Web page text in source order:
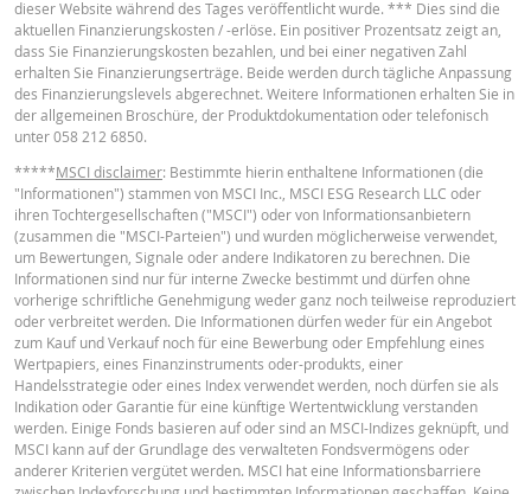
2026 22:16
29 Juli
2026 22:16
täglich 0.26
28 Juli
2026 22:18
täglich
27 Juli
2026 22:16
täglich 0.19
DOWNLOAD
Verlauf der Resets
BASISPROSPEKT
English PDF
TERMSHEET
Deutsch (Schweiz)
FINAL TERMS
Deutsch (Schweiz)
dieser Website während des Tages veröffentlicht wurde. *** Dies sind die
aktuellen Finanzierungskosten / -erlöse. Ein positiver Prozentsatz zeigt an,
dass Sie Finanzierungskosten bezahlen, und bei einer negativen Zahl
erhalten Sie Finanzierungserträge. Beide werden durch tägliche Anpassung
des Finanzierungslevels abgerechnet. Weitere Informationen erhalten Sie in
der allgemeinen Broschüre, der Produktdokumentation oder telefonisch
unter 058 212 6850.
*****MSCI disclaimer: Bestimmte hierin enthaltene Informationen (die
"Informationen") stammen von MSCI Inc., MSCI ESG Research LLC oder
ihren Tochtergesellschaften ("MSCI") oder von Informationsanbietern
(zusammen die "MSCI-Parteien") und wurden möglicherweise verwendet,
um Bewertungen, Signale oder andere Indikatoren zu berechnen. Die
Informationen sind nur für interne Zwecke bestimmt und dürfen ohne
vorherige schriftliche Genehmigung weder ganz noch teilweise reproduziert
oder verbreitet werden. Die Informationen dürfen weder für ein Angebot
zum Kauf und Verkauf noch für eine Bewerbung oder Empfehlung eines
Wertpapiers, eines Finanzinstruments oder-produkts, einer
Handelsstrategie oder eines Index verwendet werden, noch dürfen sie als
Indikation oder Garantie für eine künftige Wertentwicklung verstanden
werden. Einige Fonds basieren auf oder sind an MSCI-Indizes geknüpft, und
MSCI kann auf der Grundlage des verwalteten Fondsvermögens oder
anderer Kriterien vergütet werden. MSCI hat eine Informationsbarriere